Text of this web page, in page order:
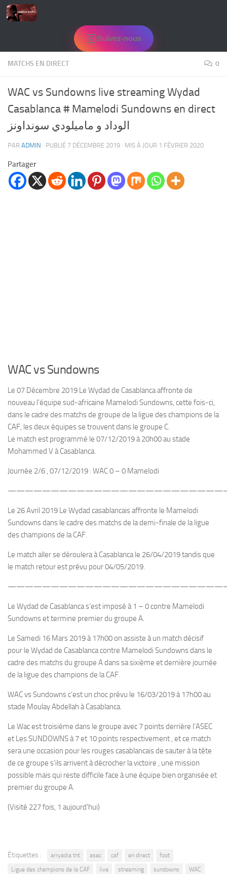
Skip to content
Suivez-nous
MATCHS EN DIRECT 0
WAC vs Sundowns live streaming Wydad
Casablanca # Mamelodi Sundowns en direct
الوداد و ماميلودي سونداونز
PAR ADMIN · PUBLIÉ 7 DÉCEMBRE 2019 · MIS À JOUR 1 FÉVRIER 2020
Partager
WAC vs Sundowns
Le 07 Décembre 2019 Le Wydad de Casablanca affronte de
nouveau l’équipe sud-africaine Mamelodi Sundowns, cette fois-ci,
dans le cadre des matchs de groupe de la ligue des champions de la
CAF, les deux équipes se trouvent dans le groupe C.
Le match est programmé le 07/12/2019 à 20h00 au stade
Mohammed V à Casablanca.
Journée 2/6 , 07/12/2019 : WAC 0 – 0 Mamelodi
Le 26 Avril 2019 Le Wydad casablancais affronte le Mamelodi
Sundowns dans le cadre des matchs de la demi-finale de la ligue
des champions de la CAF.
Le match aller se déroulera à Casablanca le 26/04/2019 tandis que
le match retour est prévu pour 04/05/2019.
Le Wydad de Casablanca s’est imposé à 1 – 0 contre Mamelodi
Sundowns et termine premier du groupe A.
Le Samedi 16 Mars 2019 à 17h00 on assiste à un match décisif
pour le Wydad de Casablanca contre Mamelodi Sundowns dans le
cadre des matchs du groupe A dans sa sixième et dernière journée
de la ligue des champions de la CAF.
WAC vs Sundowns c’est un choc prévu le 16/03/2019 à 17h00 au
stade Moulay Abdellah à Casablanca.
Le Wac est troisième dans le groupe avec 7 points derrière l’ASEC
et Les SUNDOWNS à 7 et 10 points respectivement , et ce match
sera une occasion pour les rouges casablancais de sauter à la tête
de ce groupe s’ils arrivent à décrocher la victoire , une mission
possible mais qui reste difficile face à une équipe bien organisée et
premier du groupe A.
(Visité 227 fois, 1 aujourd'hui)
Étiquettes : arryadia tnt asec caf en direct
foot
Ligue des champions de la CAF
live streaming sundowns
WAC